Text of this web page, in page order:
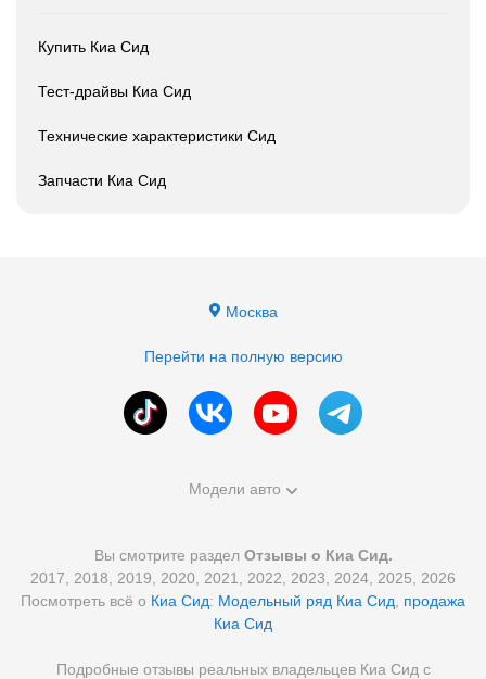
Купить Киа Сид
Тест-драйвы Киа Сид
Технические характеристики Сид
Запчасти Киа Сид
Москва
Перейти на полную версию
Модели авто
Вы смотрите раздел Отзывы о Киа Сид.
2017, 2018, 2019, 2020, 2021, 2022, 2023, 2024, 2025, 2026
Посмотреть всё о Киа Сид: Модельный ряд Киа Сид
продажа
Киа Сид
Подробные отзывы реальных владельцев Киа Сид с